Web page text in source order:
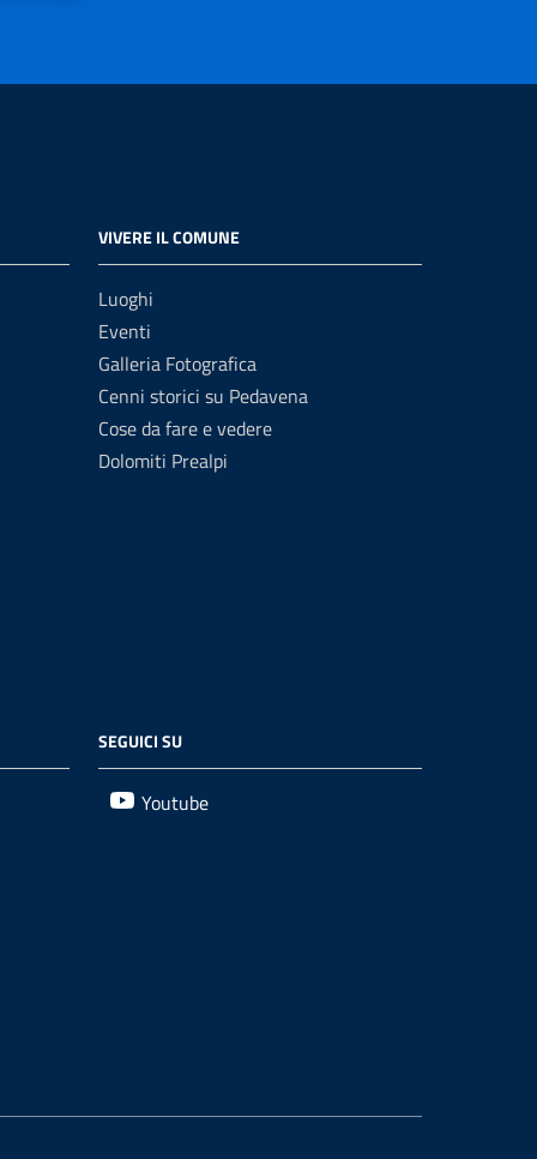
VIVERE IL COMUNE
Luoghi
Eventi
Galleria Fotografica
Cenni storici su Pedavena
Cose da fare e vedere
Dolomiti Prealpi
SEGUICI SU
Youtube